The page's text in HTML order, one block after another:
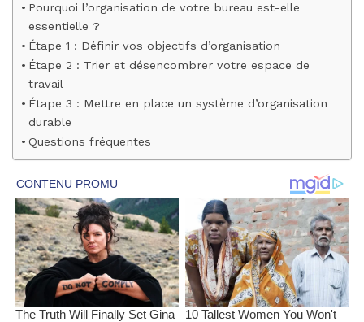
Pourquoi l’organisation de votre bureau est-elle
essentielle ?
Étape 1 : Définir vos objectifs d’organisation
Étape 2 : Trier et désencombrer votre espace de
travail
Étape 3 : Mettre en place un système d’organisation
durable
Questions fréquentes